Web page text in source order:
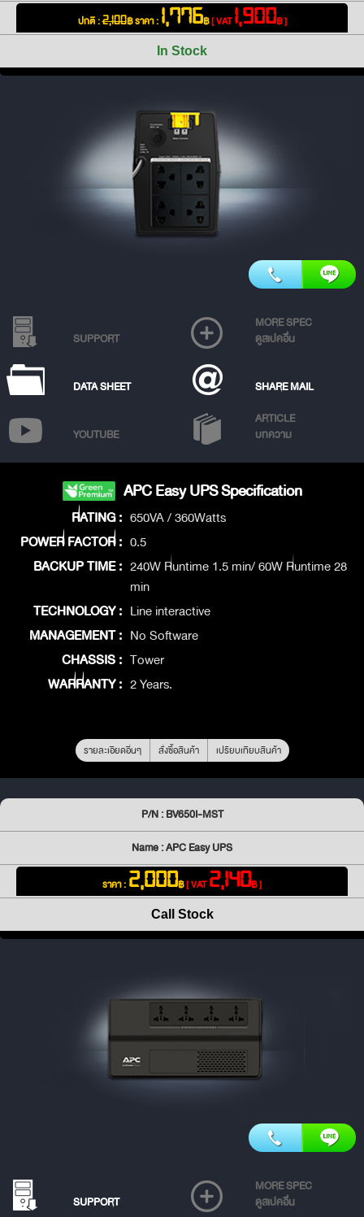
ปกติ :2,100฿ราคา : 1,776฿[ VAT1,900฿ ]
In Stock
SUPPORT
MORE SPEC
ดูสเปคอื่น
DATA SHEET SHARE MAIL
YOUTUBE
ARTICLE
บทความ
APC Easy UPS Specification
RATING : 650VA / 360Watts
POWER FACTOR : 0.5
BACKUP TIME : 240W Runtime 1.5 min/ 60W Runtime 28
min
TECHNOLOGY : Line interactive
MANAGEMENT : No Software
CHASSIS : Tower
WARRANTY : 2 Years.
รายละเอียดอื่นๆ สั่งซื้อสินค้า เปรียบเทียบสินค้า
P/N : BV650I-MST
Name : APC Easy UPS
ราคา : 2,000฿[ VAT2,140฿ ]
Call Stock
SUPPORT
MORE SPEC
ดูสเปคอื่น